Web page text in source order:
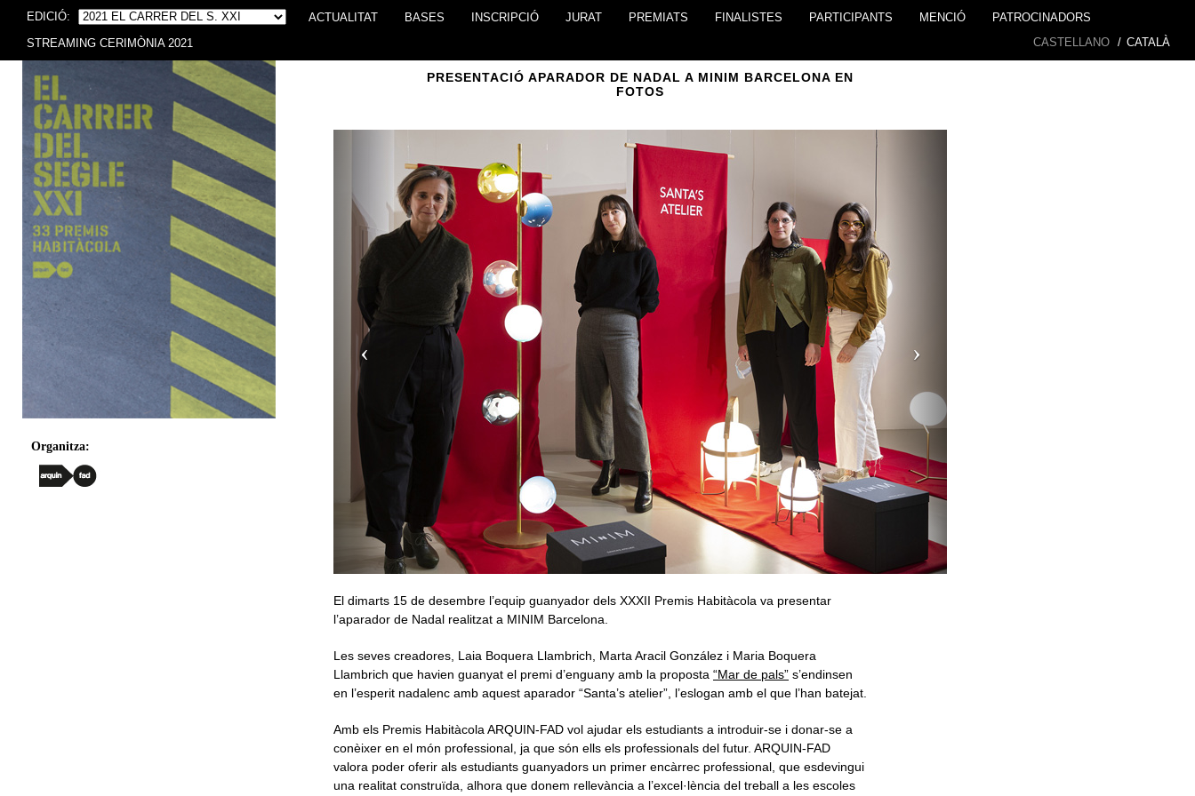
EDICIÓ: ACTUALITAT BASES INSCRIPCIÓ JURAT PREMIATS FINALISTES PARTICIPANTS MENCIÓ PATROCINADORS
STREAMING CERIMÒNIA 2021 CASTELLANO / CATALÀ
Organitza:
PRESENTACIÓ APARADOR DE NADAL A MINIM BARCELONA EN
FOTOS
El dimarts 15 de desembre l’equip guanyador dels XXXII Premis Habitàcola va presentar
l’aparador de Nadal realitzat a MINIM Barcelona.
Les seves creadores, Laia Boquera Llambrich, Marta Aracil González i Maria Boquera
Llambrich que havien guanyat el premi d’enguany amb la proposta “Mar de pals” s’endinsen
en l’esperit nadalenc amb aquest aparador “Santa’s atelier”, l’eslogan amb el que l’han batejat.
Amb els Premis Habitàcola ARQUIN-FAD vol ajudar els estudiants a introduir-se i donar-se a
conèixer en el món professional, ja que són ells els professionals del futur. ARQUIN-FAD
valora poder oferir als estudiants guanyadors un primer encàrrec professional, que esdevingui
una realitat construïda, alhora que donem rellevància a l’excel·lència del treball a les escoles